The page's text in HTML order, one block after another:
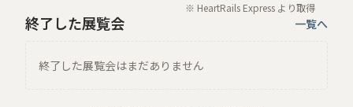
※ HeartRails Express より取得
終了した展覧会 一覧へ
終了した展覧会はまだありません